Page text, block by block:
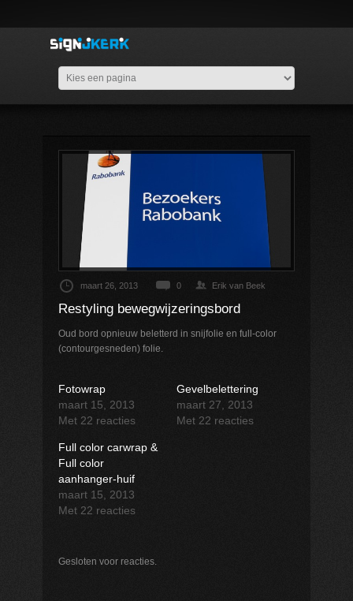
maart 26, 2013 0 Erik van Beek
Restyling bewegwijzeringsbord
Oud bord opnieuw beletterd in snijfolie en full-color
(contourgesneden) folie.
Fotowrap
maart 15, 2013
Met 22 reacties
Gevelbelettering
maart 27, 2013
Met 22 reacties
Full color carwrap &
Full color
aanhanger-huif
maart 15, 2013
Met 22 reacties
Gesloten voor reacties.